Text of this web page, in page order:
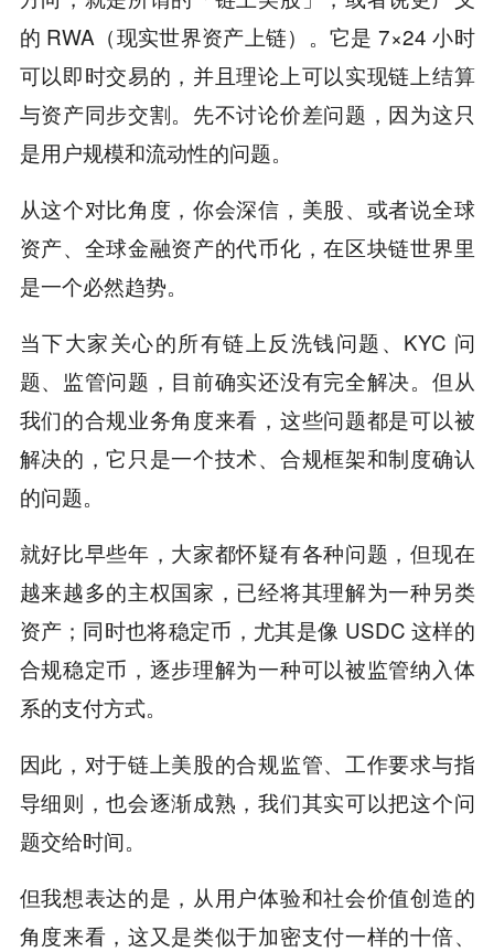
的 RWA（现实世界资产上链）。它是 7×24 小时
可以即时交易的，并且理论上可以实现链上结算
与资产同步交割。先不讨论价差问题，因为这只
是用户规模和流动性的问题。
从这个对比角度，你会深信，美股、或者说全球
资产、全球金融资产的代币化，在区块链世界里
是一个必然趋势。
当下大家关心的所有链上反洗钱问题、KYC 问
题、监管问题，目前确实还没有完全解决。但从
我们的合规业务角度来看，这些问题都是可以被
解决的，它只是一个技术、合规框架和制度确认
的问题。
就好比早些年，大家都怀疑有各种问题，但现在
越来越多的主权国家，已经将其理解为一种另类
资产；同时也将稳定币，尤其是像 USDC 这样的
合规稳定币，逐步理解为一种可以被监管纳入体
系的支付方式。
因此，对于链上美股的合规监管、工作要求与指
导细则，也会逐渐成熟，我们其实可以把这个问
题交给时间。
但我想表达的是，从用户体验和社会价值创造的
角度来看，这又是类似于加密支付一样的十倍、